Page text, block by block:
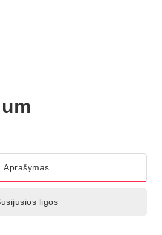
Aprašymas
ligos